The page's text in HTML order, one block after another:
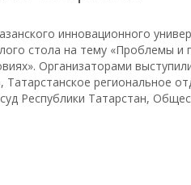
инновационного
стола на тему «Проблемы и
Организаторами
региональное
Республики Татарстан,